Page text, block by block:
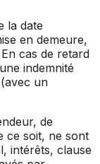
la date
en demeure,
cas de retard
indemnité
un
de
ce soit, ne sont
intérêts, clause